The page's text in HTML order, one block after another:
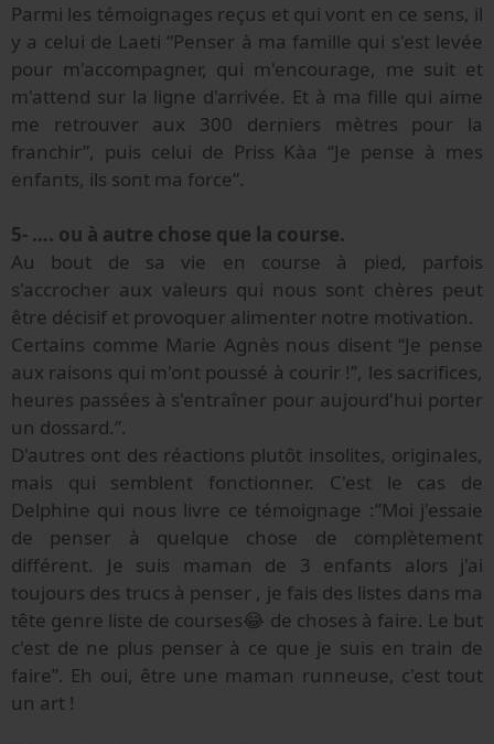
Parmi les témoignages reçus et qui vont en ce sens, il
y a celui de Laeti “Penser à ma famille qui s'est levée
pour m'accompagner, qui m'encourage, me suit et
m'attend sur la ligne d'arrivée. Et à ma fille qui aime
me retrouver aux 300 derniers mètres pour la
franchir”, puis celui de Priss Kàa “Je pense à mes
enfants, ils sont ma force”.
5- …. ou à autre chose que la course.
Au bout de sa vie en course à pied, parfois
s'accrocher aux valeurs qui nous sont chères peut
être décisif et provoquer alimenter notre motivation.
Certains comme Marie Agnès nous disent “Je pense
aux raisons qui m'ont poussé à courir !”, les sacrifices,
heures passées à s'entraîner pour aujourd'hui porter
un dossard.”.
D'autres ont des réactions plutôt insolites, originales,
mais qui semblent fonctionner. C'est le cas de
Delphine qui nous livre ce témoignage :”Moi j'essaie
de penser à quelque chose de complètement
différent. Je suis maman de 3 enfants alors j'ai
toujours des trucs à penser , je fais des listes dans ma
tête genre liste de courses😂 de choses à faire. Le but
c'est de ne plus penser à ce que je suis en train de
faire”. Eh oui, être une maman runneuse, c'est tout
un art !